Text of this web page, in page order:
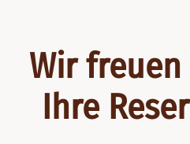
Wir
Ihre